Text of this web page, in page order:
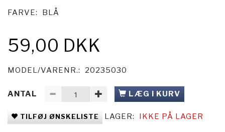
FARVE:
BLÅ
59,00 DKK
MODEL/VARENR.: 20235030
ANTAL LÆG I KURV
TILFØJ ØNSKELISTE LAGER: IKKE PÅ LAGER